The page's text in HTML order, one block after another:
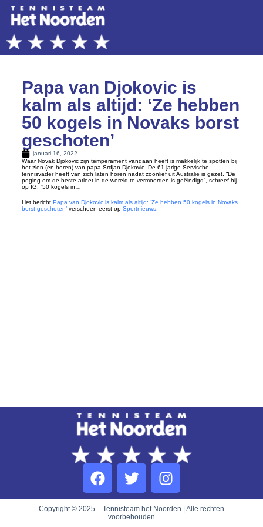
Papa van Djokovic is
kalm als altijd: ‘Ze hebben
50 kogels in Novaks borst
geschoten’
januari 16, 2022
Waar Novak Djokovic zijn temperament vandaan heeft is makkelijk te spotten bij
het zien (en horen) van papa Srdjan Djokovic. De 61-jarige Servische
tennisvader heeft van zich laten horen nadat zoonlief uit Australië is gezet. “De
poging om de beste atleet in de wereld te vermoorden is geëindigd”, schreef hij
op IG. “50 kogels in…
Het bericht Papa van Djokovic is kalm als altijd: ‘Ze hebben 50 kogels in Novaks
borst geschoten’verscheen eerst op Sportnieuws.
Copyright © 2025 – Tennisteam het Noorden | Alle rechten
voorbehouden